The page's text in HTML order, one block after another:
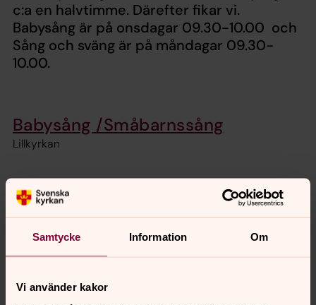
Samtycke Information Om
Vi använder kakor
c:a en halvtimme. Därefter fikar vi.
Babysång är på onsdagar 09.30-10.00 och
Sång och sväng är på måndagar 09.30-
10.00.
Babysång /Småbarnssång
Lillkyrkan
Sång och sväng
Senast ändrad 20 augusti 2025
innehåll?